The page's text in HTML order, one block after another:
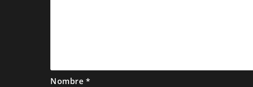
Nombre *